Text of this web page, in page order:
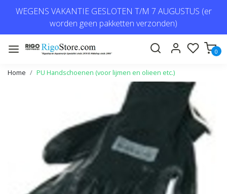
WEGENS VAKANTIE GESLOTEN T/M 7 AUGUSTUS (er
worden geen pakketten verzonden)
0
Home PU Handschoenen (voor lijmen en olieen etc.)